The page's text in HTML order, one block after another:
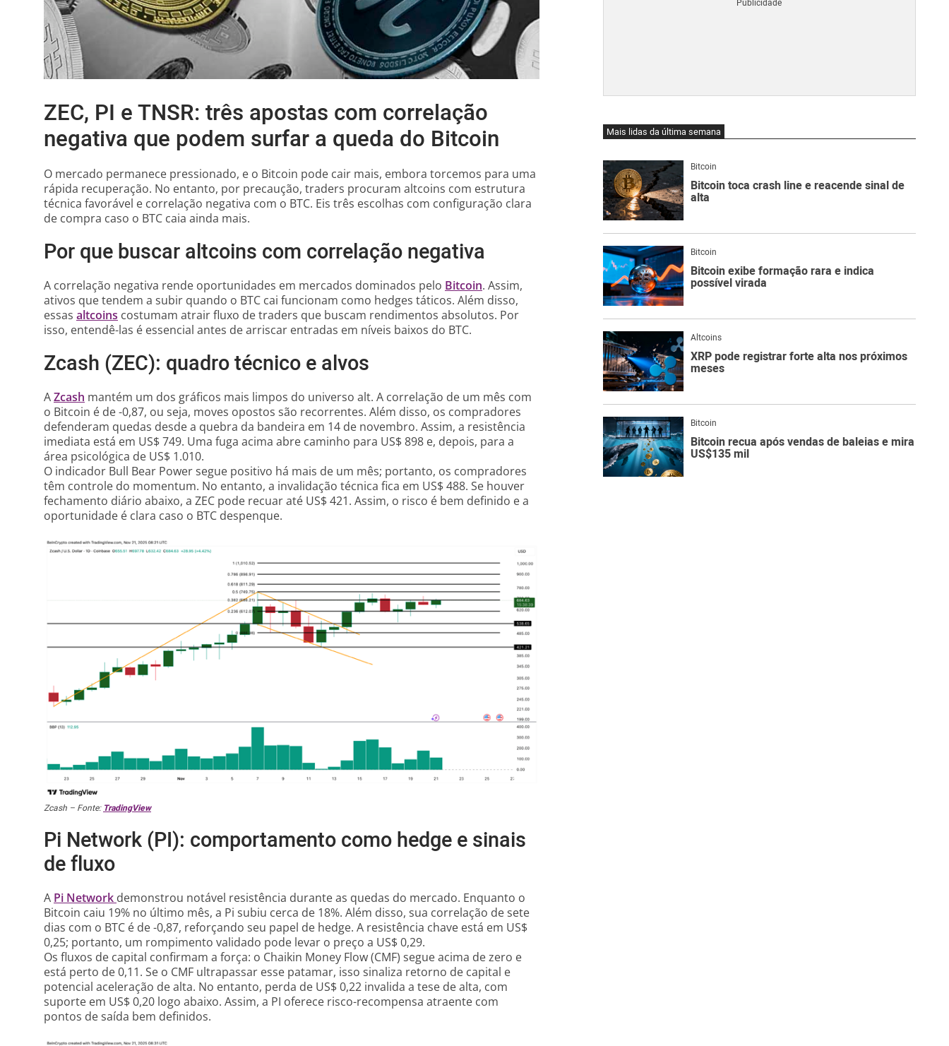
ZEC, PI e TNSR: três apostas com correlação
negativa que podem surfar a queda do Bitcoin
O mercado permanece pressionado, e o Bitcoin pode cair mais, embora torcemos para uma
rápida recuperação. No entanto, por precaução, traders procuram altcoins com estrutura
técnica favorável e correlação negativa com o BTC. Eis três escolhas com configuração clara
de compra caso o BTC caia ainda mais.
Por que buscar altcoins com correlação negativa
A correlação negativa rende oportunidades em mercados dominados pelo Bitcoin. Assim,
ativos que tendem a subir quando o BTC cai funcionam como hedges táticos. Além disso,
essas altcoins costumam atrair fluxo de traders que buscam rendimentos absolutos. Por
isso, entendê-las é essencial antes de arriscar entradas em níveis baixos do BTC.
Zcash (ZEC): quadro técnico e alvos
AZcash mantém um dos gráficos mais limpos do universo alt. A correlação de um mês com
o Bitcoin é de -0,87, ou seja, moves opostos são recorrentes. Além disso, os compradores
defenderam quedas desde a quebra da bandeira em 14 de novembro. Assim, a resistência
imediata está em US$ 749. Uma fuga acima abre caminho para US$ 898 e, depois, para a
área psicológica de US$ 1.010.
O indicador Bull Bear Power segue positivo há mais de um mês; portanto, os compradores
têm controle do momentum. No entanto, a invalidação técnica fica em US$ 488. Se houver
fechamento diário abaixo, a ZEC pode recuar até US$ 421. Assim, o risco é bem definido e a
oportunidade é clara caso o BTC despenque.
Zcash – Fonte: TradingView
Pi Network (PI): comportamento como hedge e sinais
de fluxo
A Pi Network demonstrou notável resistência durante as quedas do mercado. Enquanto o
Bitcoin caiu 19% no último mês, a Pi subiu cerca de 18%. Além disso, sua correlação de sete
dias com o BTC é de -0,87, reforçando seu papel de hedge. A resistência chave está em US$
0,25; portanto, um rompimento validado pode levar o preço a US$ 0,29.
Os fluxos de capital confirmam a força: o Chaikin Money Flow (CMF) segue acima de zero e
está perto de 0,11. Se o CMF ultrapassar esse patamar, isso sinaliza retorno de capital e
potencial aceleração de alta. No entanto, perda de US$ 0,22 invalida a tese de alta, com
suporte em US$ 0,20 logo abaixo. Assim, a PI oferece risco-recompensa atraente com
pontos de saída bem definidos.
Mais lidas da última semana
Bitcoin
Bitcoin toca crash line e reacende sinal de
alta
Bitcoin
Bitcoin exibe formação rara e indica
possível virada
Altcoins
XRP pode registrar forte alta nos próximos
meses
Bitcoin
Bitcoin recua após vendas de baleias e mira
US$135 mil